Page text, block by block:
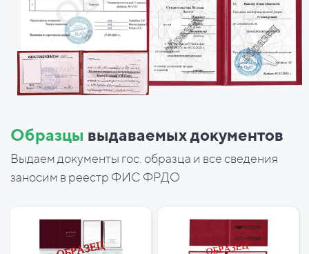
Образцы выдаваемых документов
Выдаем документы гос. образца и все сведения
заносим в реестр ФИС ФРДО